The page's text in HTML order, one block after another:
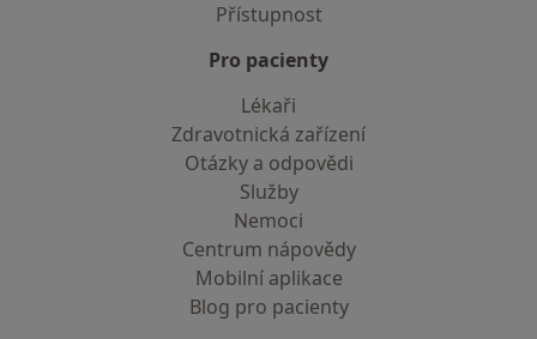
Přístupnost
Pro pacienty
Lékaři
Zdravotnická zařízení
Otázky a odpovědi
Služby
Nemoci
Centrum nápovědy
Mobilní aplikace
Blog pro pacienty